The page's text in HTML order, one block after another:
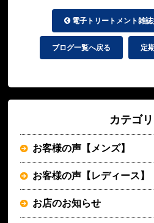
電子トリートメント雑
ブログ一覧へ戻る 定
カテゴ
お客様の声【メンズ】
お客様の声【レディース】
お店のお知らせ